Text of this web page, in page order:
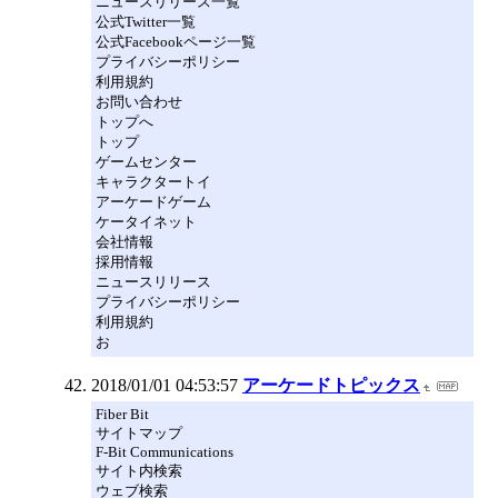
公式Twitter一覧
公式Facebookページ一覧
プライバシーポリシー
利用規約
お問い合わせ
トップへ
トップ
ゲームセンター
キャラクタートイ
アーケードゲーム
ケータイネット
会社情報
採用情報
ニュースリリース
プライバシーポリシー
利用規約
お
2018/01/01 04:53:57 アーケードトピックス
Fiber Bit
サイトマップ
F-Bit Communications
サイト内検索
ウェブ検索